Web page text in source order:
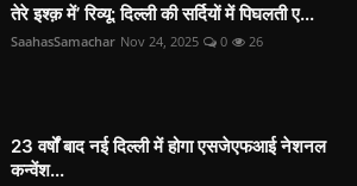
तेरे इश्क़ में’ रिव्यू: दिल्ली की सर्दियों में पिघलती ए...
SaahasSamachar Nov 24, 2025 0 26
23 वर्षों बाद नई दिल्ली में होगा एसजेएफआई नेशनल
कन्वेंश...